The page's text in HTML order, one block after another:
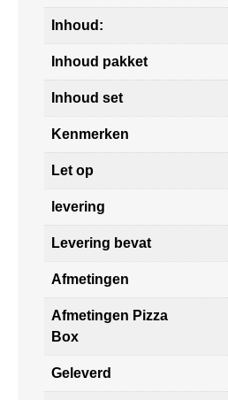
Inhoud:
Inhoud pakket
Inhoud set
Kenmerken
Let op
levering
Levering bevat
Afmetingen
Afmetingen Pizza
Box
Geleverd